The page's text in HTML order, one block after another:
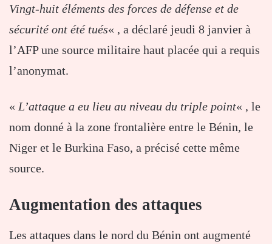
Vingt-huit éléments des forces de défense et de
sécurité ont été tués« , a déclaré jeudi 8 janvier à
l’AFP une source militaire haut placée qui a requis
l’anonymat.
« L’attaque a eu lieu au niveau du triple point« , le
nom donné à la zone frontalière entre le Bénin, le
Niger et le Burkina Faso, a précisé cette même
source.
Augmentation des attaques
Les attaques dans le nord du Bénin ont augmenté